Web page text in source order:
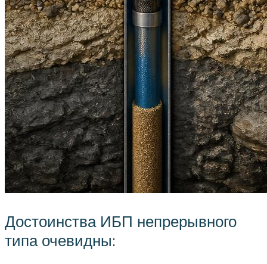
Достоинства ИБП непрерывного
типа очевидны: